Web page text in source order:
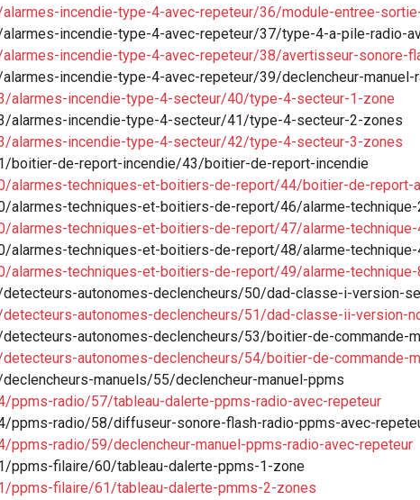
incendie-type-4-avec-repeteur/36/module-entree-
incendie-type-4-avec-repeteur/37/type-4-a-pile-radio-
incendie-type-4-avec-repeteur/38/avertisseur-sonore-
incendie-type-4-avec-repeteur/39/declencheur-manuel-
alarmes-incendie-type-4-secteur/40/type-4-secteur-1-zone
alarmes-incendie-type-4-secteur/41/type-4-secteur-2-zones
alarmes-incendie-type-4-secteur/42/type-4-secteur-3-zones
boitier-de-report-incendie/43/boitier-de-report-incendie
alarmes-techniques-et-boitiers-de-report/44/boitier-de-report-
alarmes-techniques-et-boitiers-de-report/46/alarme-
alarmes-techniques-et-boitiers-de-report/47/alarme-
alarmes-techniques-et-boitiers-de-report/48/alarme-
alarmes-techniques-et-boitiers-de-report/49/alarme-
autonomes-declencheurs/50/dad-classe-i-version-
autonomes-declencheurs/51/dad-classe-ii-version-
autonomes-declencheurs/53/boitier-de-commande-
autonomes-declencheurs/54/boitier-de-commande-
manuels/55/declencheur-manuel-ppms
ppms-radio/57/tableau-dalerte-ppms-radio-avec-repeteur
ppms-radio/58/diffuseur-sonore-flash-radio-ppms-avec-
radio/59/declencheur-manuel-ppms-radio-avec-repeteur
ppms-filaire/60/tableau-dalerte-ppms-1-zone
ppms-filaire/61/tableau-dalerte-pmms-2-zones